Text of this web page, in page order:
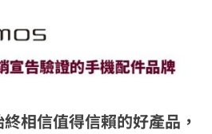
相信值得信賴的好產品，